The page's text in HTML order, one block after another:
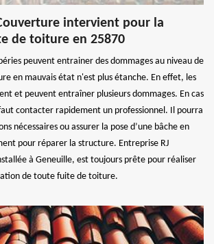
intervient pour la
de toiture en 25870
peuvent entrainer des dommages au niveau de
en mauvais état n'est plus étanche. En effet, les
et peuvent entraîner plusieurs dommages. En cas
contacter rapidement un professionnel. Il pourra
nécessaires ou assurer la pose d’une bâche en
pour réparer la structure. Entreprise RJ
à Geneuille, est toujours prête pour réaliser
de toute fuite de toiture.